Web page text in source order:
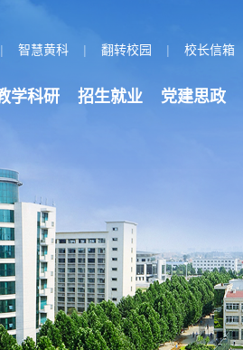
| 智慧黄科 | 翻转校园 | 校长信箱
学科研 招生就业 党建思政